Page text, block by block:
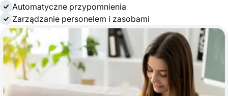
Automatyczne przypomnienia
Zarządzanie personelem i zasobami